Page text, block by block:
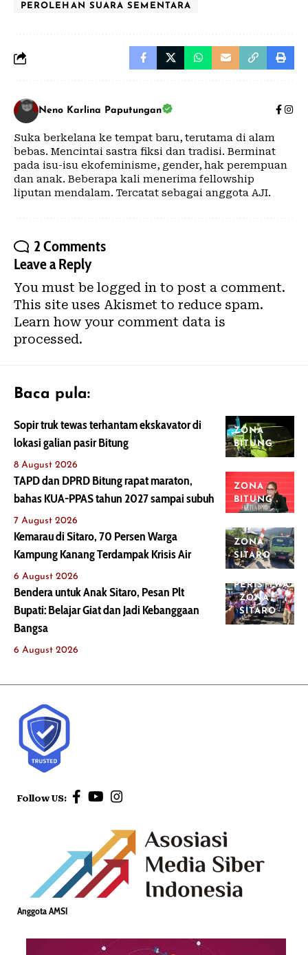
PEROLEHAN SUARA SEMENTARA
Neno Karlina Paputungan
Suka berkelana ke tempat baru, terutama di alam
bebas. Mencintai sastra fiksi dan tradisi. Berminat
pada isu-isu ekofeminisme, gender, hak perempuan
dan anak. Beberapa kali menerima fellowship
liputan mendalam. Tercatat sebagai anggota AJI.
2 Comments
Leave a Reply
You must be logged in to post a comment.
This site uses Akismet to reduce spam.
Learn how your comment data is
processed.
Baca pula:
ZONA
BITUNG
Sopir truk tewas terhantam ekskavator di
lokasi galian pasir Bitung
8 August 2026
ZONA
BITUNG
TAPD dan DPRD Bitung rapat maraton,
bahas KUA-PPAS tahun 2027 sampai subuh
7 August 2026
ZONA
SITARO
Kemarau di Sitaro, 70 Persen Warga
Kampung Kanang Terdampak Krisis Air
6 August 2026
PERISTIWA
ZONA
SITARO
Bendera untuk Anak Sitaro, Pesan Plt
Bupati: Belajar Giat dan Jadi Kebanggaan
Bangsa
6 August 2026
Follow US:
Anggota AMSI